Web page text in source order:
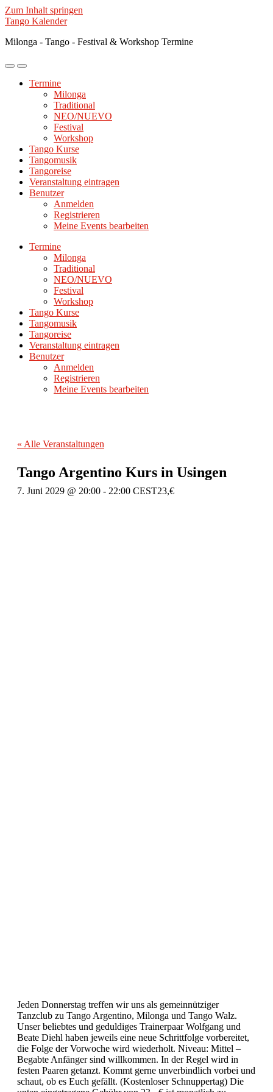
Zum Inhalt springen
Tango Kalender
Milonga - Tango - Festival & Workshop Termine
Mobile-
ein-/ausblenden
Suchfeld
ein-/ausblenden
Termine
Milonga
Traditional
NEO/NUEVO
Festival
Workshop
Tango Kurse
Tangomusik
Tangoreise
Veranstaltung eintragen
Benutzer
Anmelden
Registrieren
Meine Events bearbeiten
Termine
Milonga
Traditional
NEO/NUEVO
Festival
Workshop
Tango Kurse
Tangomusik
Tangoreise
Veranstaltung eintragen
Benutzer
Anmelden
Registrieren
Meine Events bearbeiten
« Alle Veranstaltungen
Tango Argentino Kurs in Usingen
7. Juni 2029 @ 20:00 - 22:00 CEST23,€
Jeden Donnerstag treffen wir uns als gemeinnütziger
Tanzclub zu Tango Argentino, Milonga und Tango Walz.
Unser beliebtes und geduldiges Trainerpaar Wolfgang und
Beate Diehl haben jeweils eine neue Schrittfolge vorbereitet,
die Folge der Vorwoche wird wiederholt. Niveau: Mittel –
Begabte Anfänger sind willkommen. In der Regel wird in
festen Paaren getanzt. Kommt gerne unverbindlich vorbei und
schaut, ob es Euch gefällt. (Kostenloser Schnuppertag) Die